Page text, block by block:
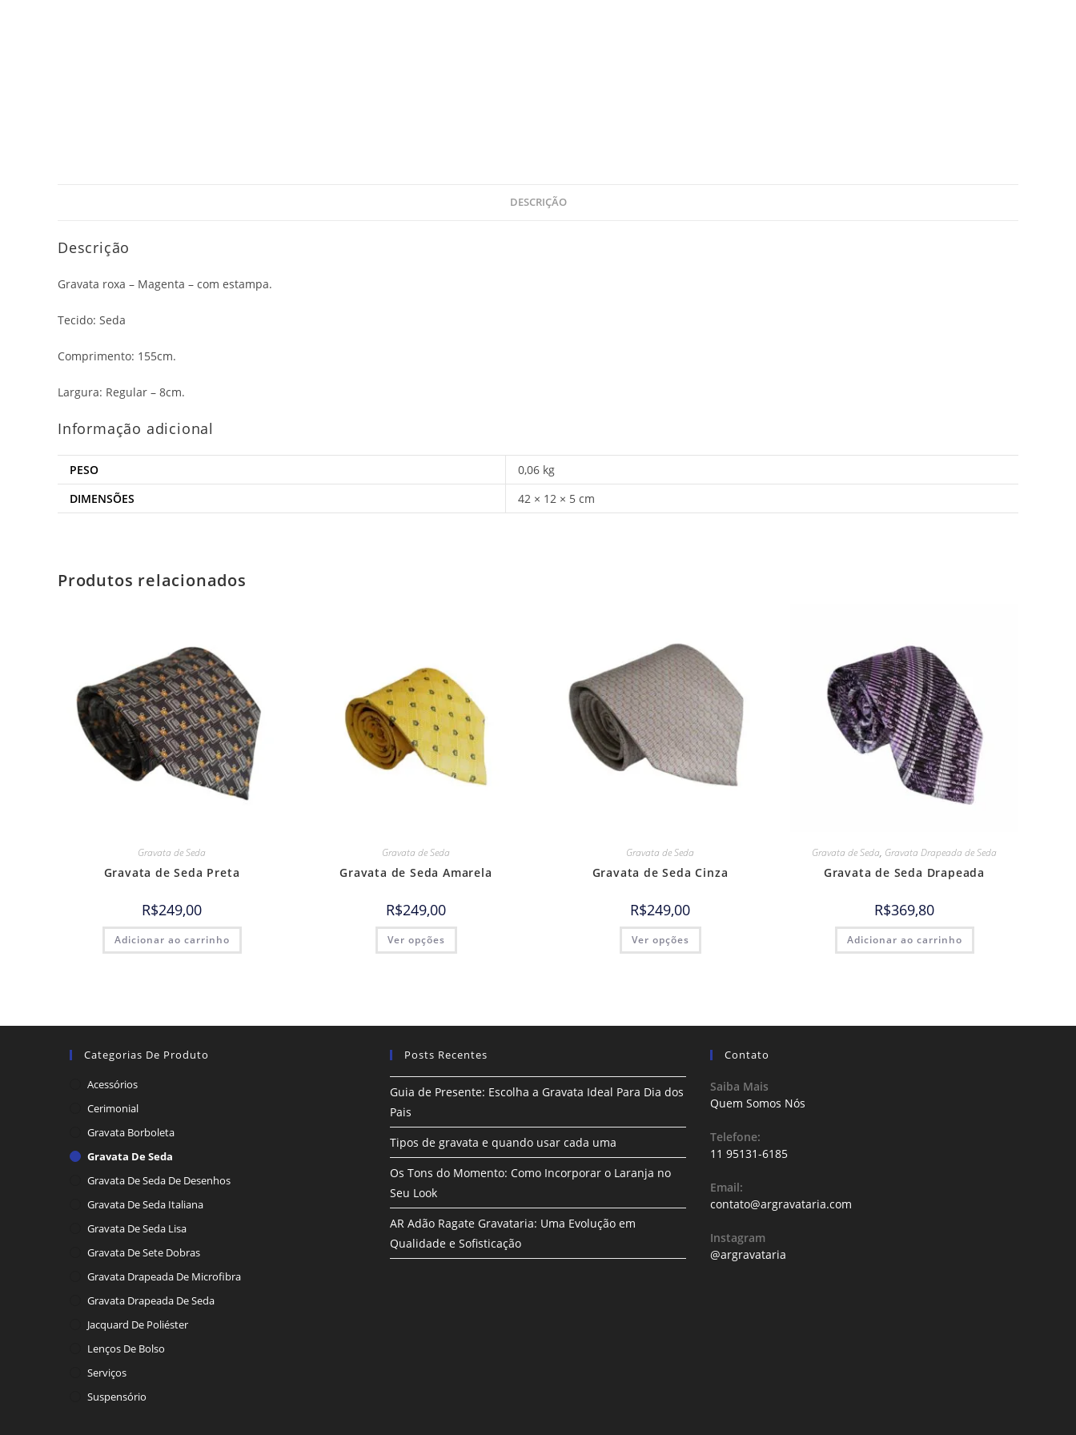
DESCRIÇÃO
Descrição
Gravata roxa – Magenta – com estampa.
Tecido: Seda
Comprimento: 155cm.
Largura: Regular – 8cm.
Informação adicional
PESO
0,06 kg
DIMENSÕES
42 × 12 × 5 cm
Produtos relacionados
Gravata de Seda
Gravata de Seda Preta
R$249,00
Adicionar ao carrinho
Gravata de Seda
Gravata de Seda Amarela
R$249,00
Ver opções
Gravata de Seda
Gravata de Seda Cinza
R$249,00
Ver opções
Gravata de Seda, Gravata Drapeada de Seda
Gravata de Seda Drapeada
R$369,80
Adicionar ao carrinho
Categorias De Produto
Acessórios
Cerimonial
Gravata Borboleta
Gravata De Seda
Gravata De Seda De Desenhos
Gravata De Seda Italiana
Gravata De Seda Lisa
Gravata De Sete Dobras
Gravata Drapeada De Microfibra
Gravata Drapeada De Seda
Jacquard De Poliéster
Lenços De Bolso
Serviços
Suspensório
Posts Recentes
Guia de Presente: Escolha a Gravata Ideal Para Dia dos
Pais
Tipos de gravata e quando usar cada uma
Os Tons do Momento: Como Incorporar o Laranja no
Seu Look
AR Adão Ragate Gravataria: Uma Evolução em
Qualidade e Sofisticação
Contato
Saiba Mais
Quem Somos Nós
Telefone:
11 95131-6185
Email:
contato@argravataria.com
Instagram
@argravataria